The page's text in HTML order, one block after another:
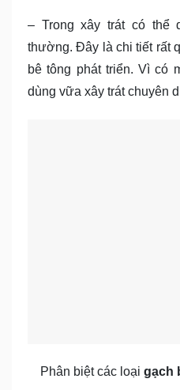
– Trong xây trát có thể
thường. Đây là chi tiết rất
bê tông phát triển. Vì có
dùng vữa xây trát chuyên
Phân biệt các loại gạch